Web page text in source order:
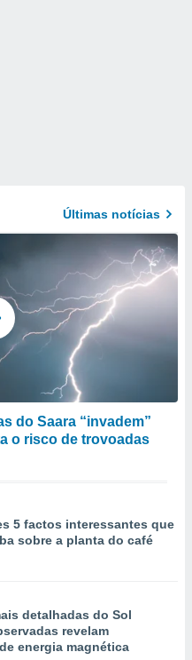
Últimas notícias
do Saara “invadem”
o risco de trovoadas
5 factos interessantes que
sobre a planta do café
detalhadas do Sol
revelam
energia magnética